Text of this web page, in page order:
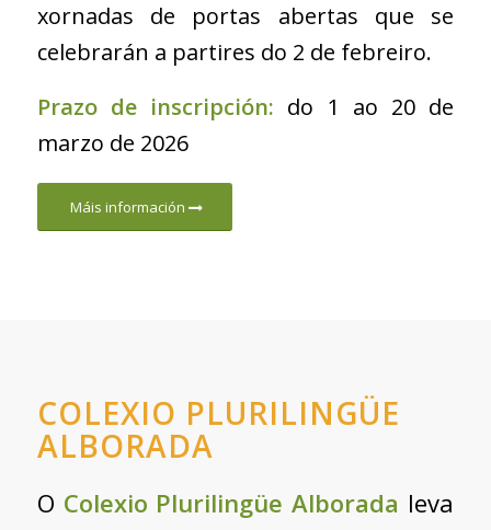
xornadas de portas abertas que se
celebrarán a partires do 2 de febreiro.
Prazo de inscripción: do 1 ao 20 de
marzo de 2026
Máis información
COLEXIO PLURILINGÜE
ALBORADA
O Colexio Plurilingüe Alborada leva